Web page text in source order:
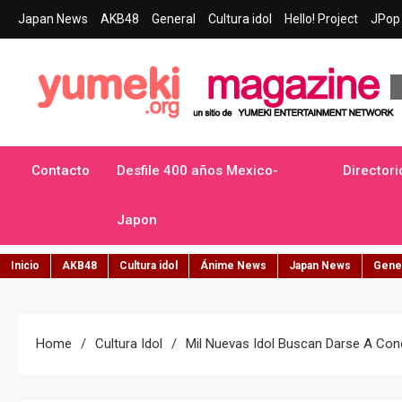
Skip
to
Japan News AKB48 General Cultura idol Hello! Project JPop
Yumeki Magazine
Contacto Desfile 400 años Mexico-
Japon
Inicio AKB48 Cultura idol Ánime News Japan News
Home Cultura Idol Mil Nuevas Idol Buscan Darse A